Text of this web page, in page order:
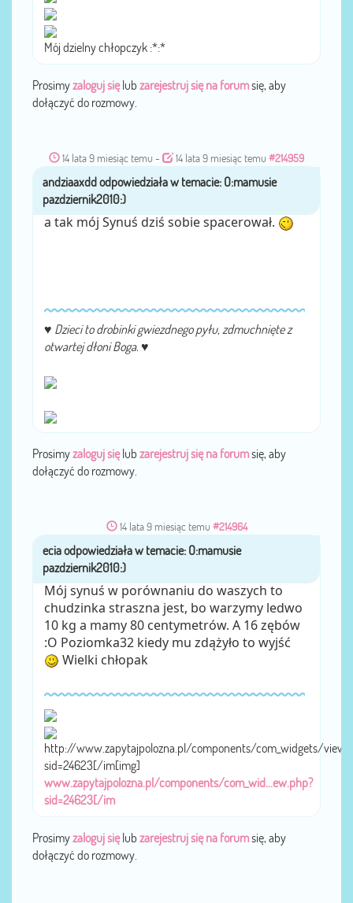
Mój dzielny chłopczyk :*:*
Prosimyzaloguj sięlub zarejestruj się na forumsię, aby
dołączyć do rozmowy.
14 lata 9 miesiąc temu - 14 lata 9 miesiąc temu #214959
przezandziaaxdd
a tak mój Synuś dziś sobie spacerował.
♥ Dzieci to drobinki gwiezdnego pyłu, zdmuchnięte z
otwartej dłoni Boga.♥
Prosimyzaloguj sięlub zarejestruj się na forumsię, aby
dołączyć do rozmowy.
14 lata 9 miesiąc temu #214964
przezecia
Mój synuś w porównaniu do waszych to
chudzinka straszna jest, bo warzymy ledwo
10 kg a mamy 80 centymetrów. A 16 zębów
:O Poziomka32 kiedy mu zdążyło to wyjść
Wielki chłopak
http://www.zapytajpolozna.pl/components/com_widgets/
sid=24623[/im[img]
www.zapytajpolozna.pl/components/com_wid...ew.php?
sid=24623[/im
Prosimyzaloguj sięlub zarejestruj się na forumsię, aby
dołączyć do rozmowy.